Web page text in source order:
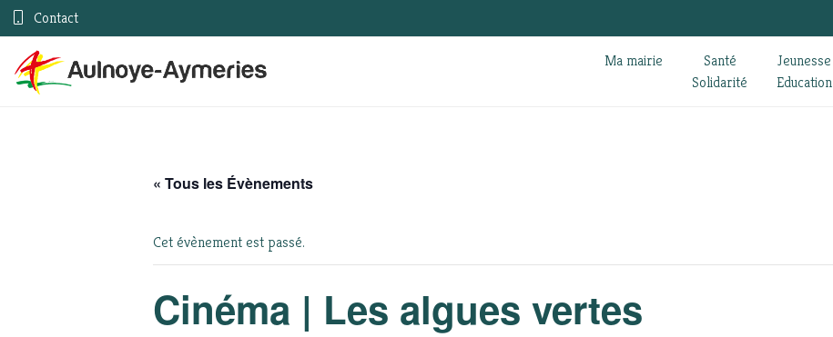
Contact
Ma mairie
Santé
Solidarité
Jeunesse
Education
« Tous les Évènements
Cet évènement est passé.
Cinéma | Les algues vertes